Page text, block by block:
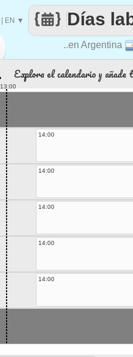
..en Argentina
Días
EN ▼
Explora el calendario y añade
13:00
14:00
14:00
14:00
14:00
14:00